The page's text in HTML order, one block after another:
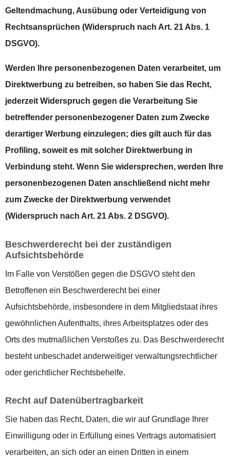
Geltendmachung, Ausübung oder Verteidigung von
Rechtsansprüchen (Widerspruch nach Art. 21 Abs. 1
DSGVO).
Werden Ihre personenbezogenen Daten verarbeitet, um
Direktwerbung zu betreiben, so haben Sie das Recht,
jederzeit Widerspruch gegen die Verarbeitung Sie
betreffender personenbezogener Daten zum Zwecke
derartiger Werbung einzulegen; dies gilt auch für das
Profiling, soweit es mit solcher Direktwerbung in
Verbindung steht. Wenn Sie widersprechen, werden Ihre
personenbezogenen Daten anschließend nicht mehr
zum Zwecke der Direktwerbung verwendet
(Widerspruch nach Art. 21 Abs. 2 DSGVO).
Beschwerderecht bei der zuständigen
Aufsichtsbehörde
Im Falle von Verstößen gegen die DSGVO steht den
Betroffenen ein Beschwerderecht bei einer
Aufsichtsbehörde, insbesondere in dem Mitgliedstaat ihres
gewöhnlichen Aufenthalts, ihres Arbeitsplatzes oder des
Orts des mutmaßlichen Verstoßes zu. Das Beschwerderecht
besteht unbeschadet anderweitiger verwaltungsrechtlicher
oder gerichtlicher Rechtsbehelfe.
Recht auf Datenübertragbarkeit
Sie haben das Recht, Daten, die wir auf Grundlage Ihrer
Einwilligung oder in Erfüllung eines Vertrags automatisiert
verarbeiten, an sich oder an einen Dritten in einem